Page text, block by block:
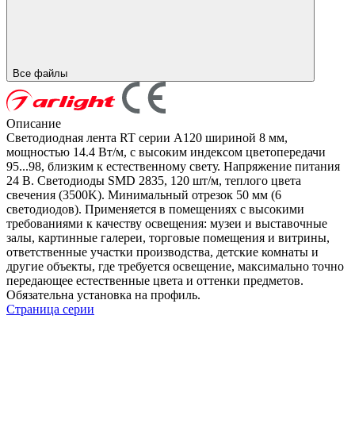
Все файлы
Описание
Светодиодная лента RT серии A120 шириной 8 мм,
мощностью 14.4 Вт/м, с высоким индексом цветопередачи
95...98, близким к естественному свету. Напряжение питания
24 В. Светодиоды SMD 2835, 120 шт/м, теплого цвета
свечения (3500K). Минимальный отрезок 50 мм (6
светодиодов). Применяется в помещениях с высокими
требованиями к качеству освещения: музеи и выставочные
залы, картинные галереи, торговые помещения и витрины,
ответственные участки производства, детские комнаты и
другие объекты, где требуется освещение, максимально точно
передающее естественные цвета и оттенки предметов.
Обязательна установка на профиль.
Страница серии